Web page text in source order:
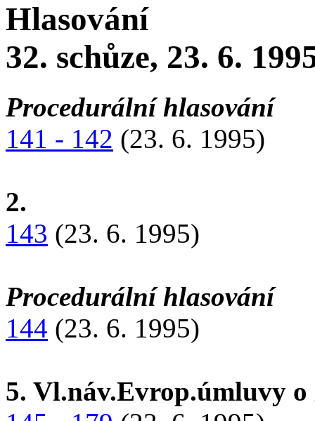
Hlasování
32. schůze, 23. 6.
Procedurální hlasování
141 - 142 (23. 6. 1995)
2.
143 (23. 6. 1995)
Procedurální hlasování
144 (23. 6. 1995)
5. Vl.náv.Evrop.úmluvy o